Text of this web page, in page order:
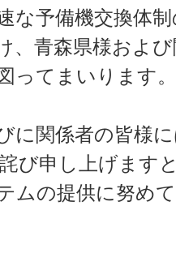
な予備機交換体
、青森県様およ
ってまいります。
に関係者の皆様
び申し上げます
ムの提供に努め